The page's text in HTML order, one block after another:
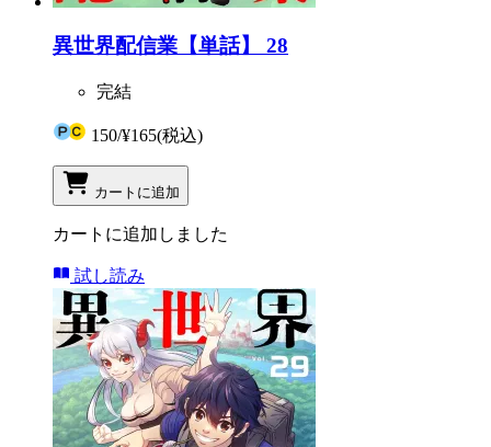
異世界配信業【単話】 28
完結
150/¥165(税込)
カートに追加
カートに追加しました
試し読み